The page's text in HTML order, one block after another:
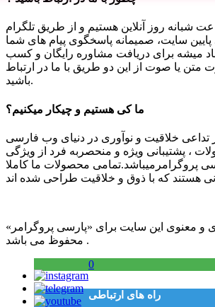
توی کل 24 ساعت شبانه روز آنلاین هستیم و از طریق تلگرام
سایت، صمیمانه پاسخگوی پیام های شما
میشه برای دریافت مشاوره رایگان و کسب
متن یا صوت از این دو طریق با ما در ارتباط
باشید.
ما کی هستیم و چیکار میکنیم؟
تداعی خلاقیت و نوآوری در دنیای وب فارسی
، پشتیبانی ویژه و منحصربه فرد از ویژگی
پروگرامرمیباشد.تمامی محصولات ما کاملا
و معنوی این سایت برای «پارسی پروگرامر»
محفوظ می باشد .
0
راه های ارتباطی